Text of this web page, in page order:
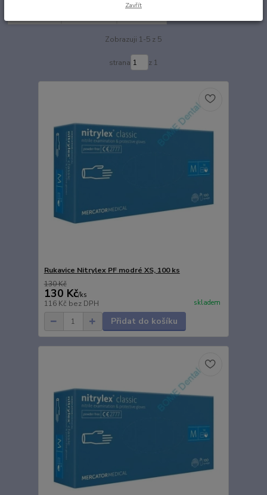
Zobrazuji 1-5 z 5
strana z 1
Rukavice Nitrylex PF modré XS, 100 ks
130 Kč
130 Kč/ks
116 Kč bez DPH skladem
Přidat do košíku
Zavřít